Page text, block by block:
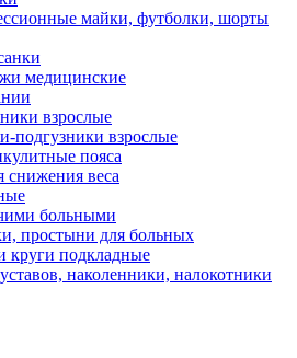
майки, футболки, шорты
медицинские
взрослые
подгузники взрослые
пояса
снижения веса
больными
простыни для больных
круги подкладные
наколенники, налокотники